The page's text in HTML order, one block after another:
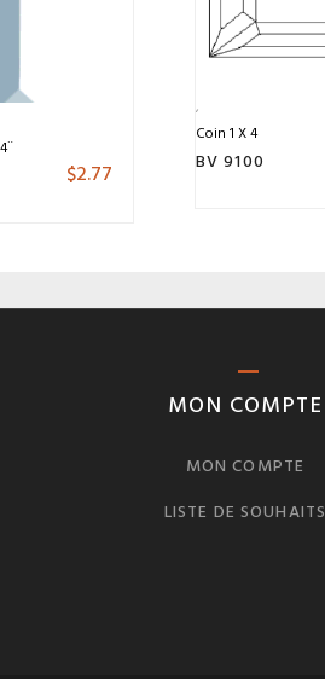
$2.77
Coin 1 X 4
BV 9100
MON COMPTE
MON COMPTE
LISTE DE SOUHAITS